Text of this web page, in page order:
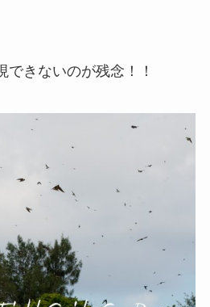
できないのが残念！！